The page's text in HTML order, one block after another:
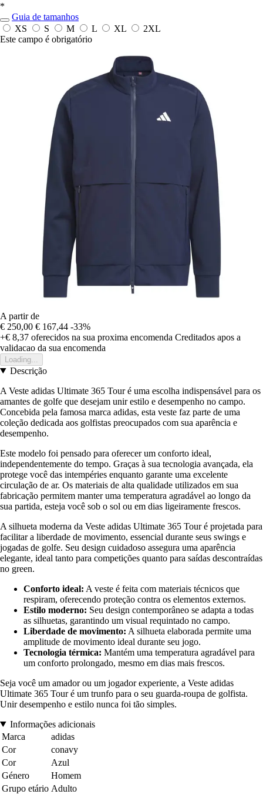
*
Guia de tamanhos
XS
S M L XL
2XL
Este campo é obrigatório
A partir de
€ 250,00 € 167,44 -33%
+€ 8,37 oferecidos na sua proxima encomenda Creditados apos a
validacao da sua encomenda
Loading...
Descrição
A Veste adidas Ultimate 365 Tour é uma escolha indispensável para os
amantes de golfe que desejam unir estilo e desempenho no campo.
Concebida pela famosa marca adidas, esta veste faz parte de uma
coleção dedicada aos golfistas preocupados com sua aparência e
desempenho.
Este modelo foi pensado para oferecer um conforto ideal,
independentemente do tempo. Graças à sua tecnologia avançada, ela
protege você das intempéries enquanto garante uma excelente
circulação de ar. Os materiais de alta qualidade utilizados em sua
fabricação permitem manter uma temperatura agradável ao longo da
sua partida, esteja você sob o sol ou em dias ligeiramente frescos.
A silhueta moderna da Veste adidas Ultimate 365 Tour é projetada para
facilitar a liberdade de movimento, essencial durante seus swings e
jogadas de golfe. Seu design cuidadoso assegura uma aparência
elegante, ideal tanto para competições quanto para saídas descontraídas
no green.
Conforto ideal: A veste é feita com materiais técnicos que
respiram, oferecendo proteção contra os elementos externos.
Estilo moderno: Seu design contemporâneo se adapta a todas
as silhuetas, garantindo um visual requintado no campo.
Liberdade de movimento: A silhueta elaborada permite uma
amplitude de movimento ideal durante seu jogo.
Tecnologia térmica: Mantém uma temperatura agradável para
um conforto prolongado, mesmo em dias mais frescos.
Seja você um amador ou um jogador experiente, a Veste adidas
Ultimate 365 Tour é um trunfo para o seu guarda-roupa de golfista.
Unir desempenho e estilo nunca foi tão simples.
Informações adicionais
Marca
adidas
Cor
conavy
Cor
Azul
Género
Homem
Grupo etário Adulto